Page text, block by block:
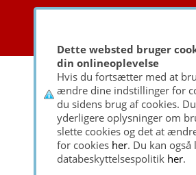
Dette websted bruger
din onlineoplevelse
Hvis du fortsætter med at
ændre dine indstillinger for
du sidens brug af cookies.
yderligere oplysninger om
slette cookies og det at
for cookies her. Du kan
databeskyttelsespolitik her.